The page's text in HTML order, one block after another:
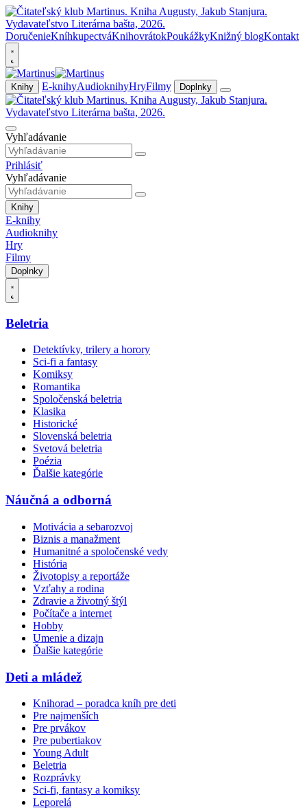
DoručenieKníhkupectváKnihovrátokPoukážkyKnižný blogKontakt
Knihy E-knihyAudioknihyHryFilmy Doplnky
Vyhľadávanie
Prihlásiť
Vyhľadávanie
Knihy
E-knihy
Audioknihy
Hry
Filmy
Doplnky
Beletria
Detektívky, trilery a horory
Sci-fi a fantasy
Komiksy
Romantika
Spoločenská beletria
Klasika
Historické
Slovenská beletria
Svetová beletria
Poézia
Ďalšie kategórie
Náučná a odborná
Motivácia a sebarozvoj
Biznis a manažment
Humanitné a spoločenské vedy
História
Životopisy a reportáže
Vzťahy a rodina
Zdravie a životný štýl
Počítače a internet
Hobby
Umenie a dizajn
Ďalšie kategórie
Deti a mládež
Knihorad – poradca kníh pre deti
Pre najmenších
Pre prvákov
Pre pubertiakov
Young Adult
Beletria
Rozprávky
Sci-fi, fantasy a komiksy
Leporelá